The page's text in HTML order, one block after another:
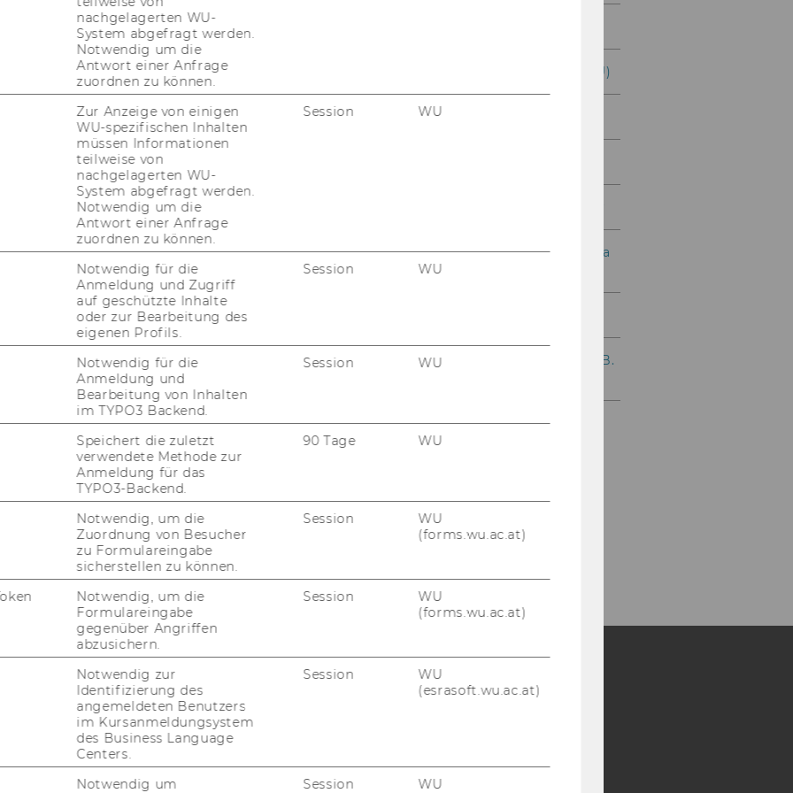
in Busi­ness (BBE)
Con­trol III
und Un­ter­neh­mens­pla­nung
Vor­trä­ge, Mit­glied­
Gerald Eisenhut, MSc (WU)
Dr. Georg Zihr
Privatdozentin Dr. Mariana
Sailer
Dr. Peter Stimakovits, LL.B.
NewsletterBluesky
nachgelagerten WU-
System abgefragt werden.
Notwendig um die
Antwort einer Anfrage
zuordnen zu können.
Zur Anzeige von einigen
WU-spezifischen Inhalten
müssen Informationen
teilweise von
nachgelagerten WU-
System abgefragt werden.
Notwendig um die
Antwort einer Anfrage
zuordnen zu können.
Session WU
Notwendig für die
Anmeldung und Zugriff
auf geschützte Inhalte
oder zur Bearbeitung des
eigenen Profils.
Session WU
Notwendig für die
Anmeldung und
Bearbeitung von Inhalten
im TYPO3 Backend.
Session WU
Speichert die zuletzt
verwendete Methode zur
Anmeldung für das
TYPO3-Backend.
90 Tage WU
Notwendig, um die
Zuordnung von Besucher
zu Formulareingabe
sicherstellen zu können.
Session
WU
(forms.wu.ac.at)
Notwendig, um die
Formulareingabe
gegenüber Angriffen
abzusichern.
Session
WU
(forms.wu.ac.at)
Notwendig zur
Identifizierung des
angemeldeten Benutzers
im Kursanmeldungsystem
des Business Language
Centers.
Session
WU
(esrasoft.wu.ac.at)
Notwendig um
Session
WU